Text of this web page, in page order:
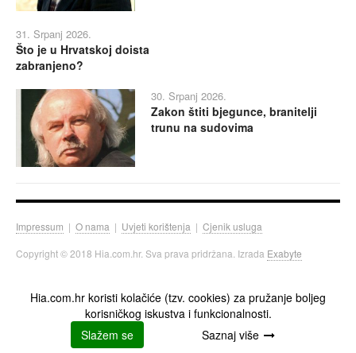
31. Srpanj 2026.
Što je u Hrvatskoj doista
zabranjeno?
30. Srpanj 2026.
Zakon štiti bjegunce, branitelji
trunu na sudovima
Impressum | O nama | Uvjeti korištenja | Cjenik usluga
Copyright © 2018 Hia.com.hr. Sva prava pridržana. Izrada Exabyte
Hia.com.hr koristi kolačiće (tzv. cookies) za pružanje boljeg
korisničkog iskustva i funkcionalnosti.
Slažem se
Saznaj više